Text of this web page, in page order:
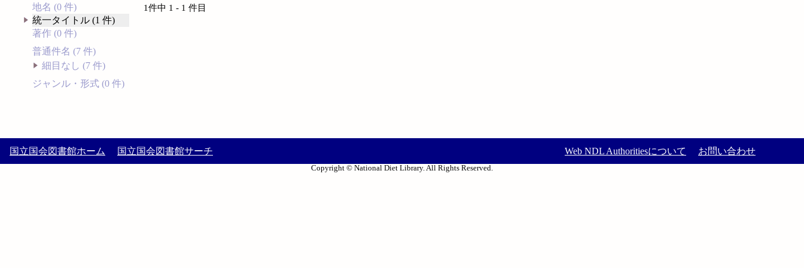
地名 (0 件)
統一タイトル (1 件)
著作 (0 件)
普通件名 (7 件)
細目なし (7 件)
ジャンル・形式 (0 件)
1件中 1 - 1 件目
国立国会図書館ホーム 国立国会図書館サーチ Web NDL Authoritiesについて お問い合わせ
Copyright © National Diet Library. All Rights Reserved.